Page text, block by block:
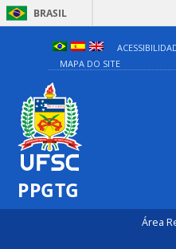
BRASIL
MAPA DO SITE
PPGTG
Área